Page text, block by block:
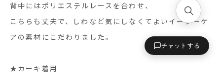
背中にはポリエステルレースを合わせ、
こちらも丈夫で、しわなど気にしなくてよいイージーケ
アの素材にこだわりました。
★カーキ着用
チャットする